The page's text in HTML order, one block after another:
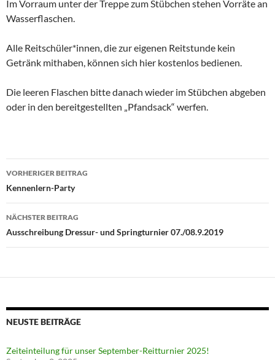
Im Vorraum unter der Treppe zum Stübchen stehen Vorräte an
Wasserflaschen.
Alle Reitschüler*innen, die zur eigenen Reitstunde kein
Getränk mithaben, können sich hier kostenlos bedienen.
Die leeren Flaschen bitte danach wieder im Stübchen abgeben
oder in den bereitgestellten „Pfandsack“ werfen.
Beitragsnavigation
VORHERIGER BEITRAG
Kennenlern-Party
NÄCHSTER BEITRAG
Ausschreibung Dressur- und Springturnier 07./08.9.2019
NEUSTE BEITRÄGE
Zeiteinteilung für unser September-Reitturnier 2025!